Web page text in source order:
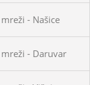
- Našice
- Daruvar